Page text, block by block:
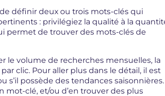
définir deux ou trois mots-clés qui
: privilégiez la qualité à la
permet de trouver des mots-clés de
le volume de recherches mensuelles, la
clic. Pour aller plus dans le détail, il est
possède des tendances saisonnières.
mot-clé, et/ou d’en trouver des plus